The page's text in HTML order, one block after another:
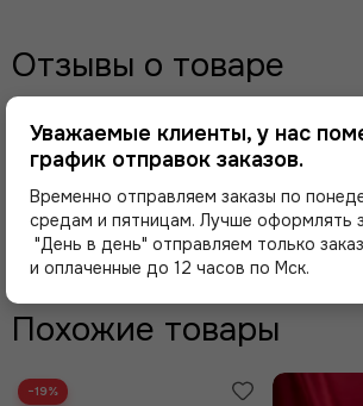
Отзывы о товаре
Здесь еще никто не оставлял
первым!
Оставить отзыв
Похожие товары
−19%
Уважаемые клиенты, у нас
график отправок заказов.
Временно отправляем заказы по
средам и пятницам. Лучше оформлять
"День в день" отправляем только
и оплаченные до 12 часов по Мск.